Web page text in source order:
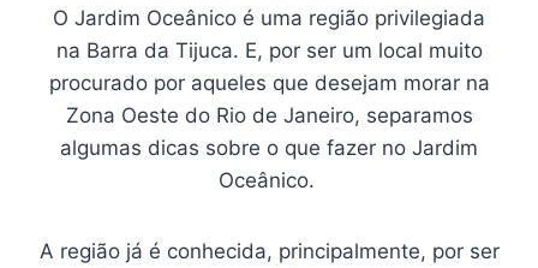
O Jardim Oceânico é uma região privilegiada
na Barra da Tijuca. E, por ser um local muito
procurado por aqueles que desejam morar na
Zona Oeste do Rio de Janeiro, separamos
algumas dicas sobre o que fazer no Jardim
Oceânico.
A região já é conhecida, principalmente, por ser